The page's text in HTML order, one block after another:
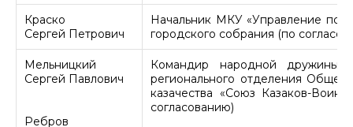
Краско
Сергей Петрович
Начальник МКУ «Управление по
городского собрания (по
Мельницкий
Сергей Павлович
Ребров
Командир народной дружины
регионального отделения
казачества «Союз Казаков-
согласованию)